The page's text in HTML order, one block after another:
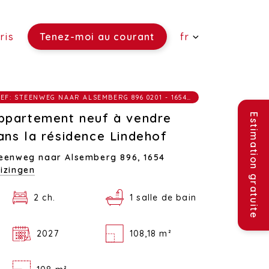
Tenez-moi au courant fr
REF: STEENWEG NAAR ALSEMBERG 896 0201 - 1654 HUIZINGEN
neuf à vendre
la résidence Lindehof
naar Alsemberg 896,1654
2 ch. 1 salle de bain
2027 108,18 m²
Estimation gratuite